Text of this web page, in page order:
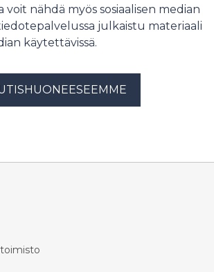
voit nähdä myös sosiaalisen median
julkaistu materiaali
käytettävissä.